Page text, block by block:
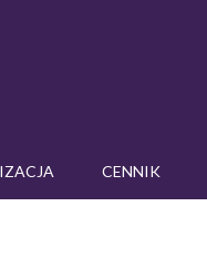
CENNIK